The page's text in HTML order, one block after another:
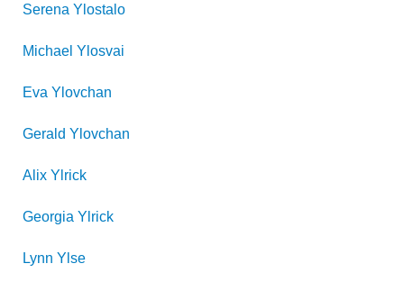
Serena Ylostalo
Michael Ylosvai
Eva Ylovchan
Gerald Ylovchan
Alix Ylrick
Georgia Ylrick
Lynn Ylse